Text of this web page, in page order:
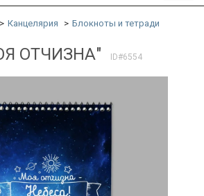
Канцелярия Блокноты и тетради
ОТЧИЗНА" ID#6554